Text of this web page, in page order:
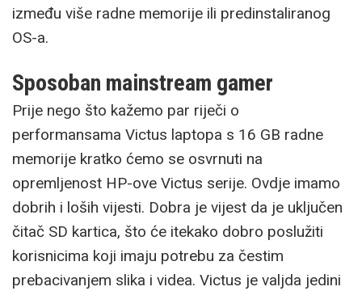
između više radne memorije ili predinstaliranog
OS-a.
Sposoban mainstream gamer
Prije nego što kažemo par riječi o
performansama Victus laptopa s 16 GB radne
memorije kratko ćemo se osvrnuti na
opremljenost HP-ove Victus serije. Ovdje imamo
dobrih i loših vijesti. Dobra je vijest da je uključen
čitač SD kartica, što će itekako dobro poslužiti
korisnicima koji imaju potrebu za čestim
prebacivanjem slika i videa. Victus je valjda jedini